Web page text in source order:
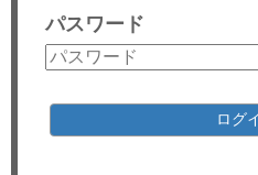
コンサルティング
リサーチ
パスワード
ログ